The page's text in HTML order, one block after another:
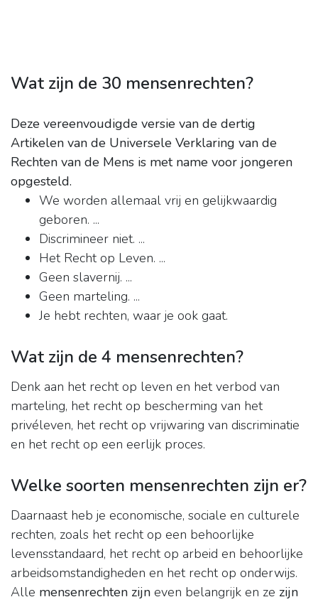
Wat zijn de 30 mensenrechten?
Deze vereenvoudigde versie van de dertig
Artikelen van de Universele Verklaring van de
Rechten van de Mens is met name voor jongeren
opgesteld.
We worden allemaal vrij en gelijkwaardig
geboren. ...
Discrimineer niet. ...
Het Recht op Leven. ...
Geen slavernij. ...
Geen marteling. ...
Je hebt rechten, waar je ook gaat.
Wat zijn de 4 mensenrechten?
Denk aan het recht op leven en het verbod van
marteling, het recht op bescherming van het
privéleven, het recht op vrijwaring van discriminatie
en het recht op een eerlijk proces.
Welke soorten mensenrechten zijn er?
Daarnaast heb je economische, sociale en culturele
rechten, zoals het recht op een behoorlijke
levensstandaard, het recht op arbeid en behoorlijke
arbeidsomstandigheden en het recht op onderwijs.
Alle mensenrechten zijn even belangrijk en ze zijn